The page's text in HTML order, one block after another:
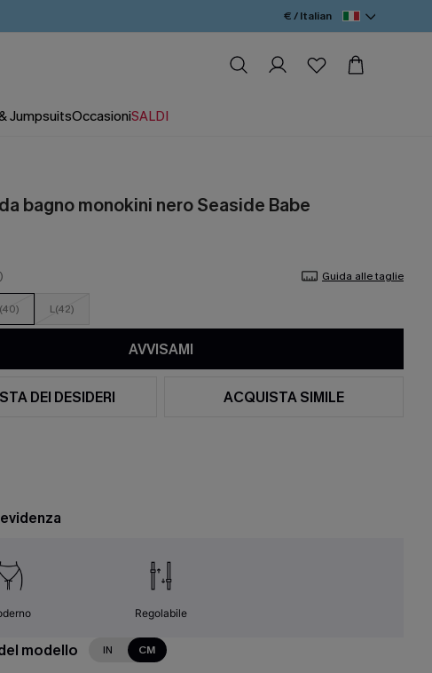
€ / Italian
JumpsuitsOccasioniSALDI
bagno monokini nero Seaside Babe
Guida alle taglie
L(42)
AVVISAMI
DEI DESIDERI ACQUISTA SIMILE
Regolabile
modello IN CM